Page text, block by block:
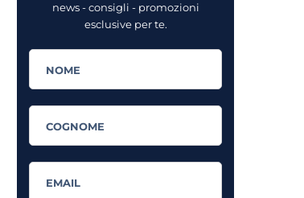
news - consigli - promozioni
esclusive per te.